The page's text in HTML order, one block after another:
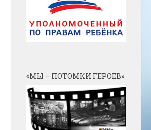
«МЫ – ПОТОМКИ ГЕРОЕВ»